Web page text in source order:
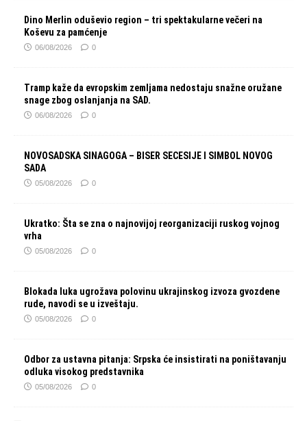
Dino Merlin oduševio region – tri spektakularne večeri na
Koševu za pamćenje
06/08/2026 0
Tramp kaže da evropskim zemljama nedostaju snažne oružane
snage zbog oslanjanja na SAD.
06/08/2026 0
NOVOSADSKA SINAGOGA – BISER SECESIJE I SIMBOL NOVOG
SADA
05/08/2026 0
Ukratko: Šta se zna o najnovijoj reorganizaciji ruskog vojnog
vrha
05/08/2026 0
Blokada luka ugrožava polovinu ukrajinskog izvoza gvozdene
rude, navodi se u izveštaju.
05/08/2026 0
Odbor za ustavna pitanja: Srpska će insistirati na poništavanju
odluka visokog predstavnika
05/08/2026 0